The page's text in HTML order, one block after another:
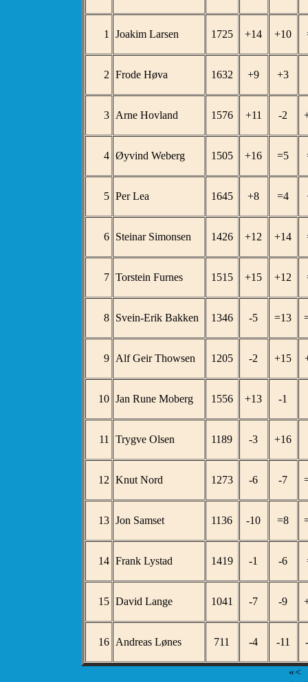
1 Joakim Larsen 1725 +14 +10
2 Frode Høva 1632 +9 +3
3 Arne Hovland 1576 +11 -2
4 Øyvind Weberg 1505 +16 =5
5 Per Lea 1645 +8 =4
6 Steinar Simonsen 1426 +12 +14
7 Torstein Furnes 1515 +15 +12
8 Svein-Erik Bakken 1346 -5 =13
9 Alf Geir Thowsen 1205 -2 +15
10 Jan Rune Moberg 1556 +13 -1
11 Trygve Olsen 1189 -3 +16
12 Knut Nord 1273 -6 -7
13 Jon Samset 1136 -10 =8
14 Frank Lystad 1419 -1 -6
15 David Lange 1041 -7 -9
16 Andreas Lønes 711 -4 -11
«<